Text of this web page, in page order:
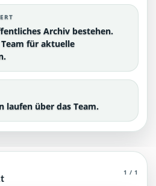
Archiv bestehen.
für aktuelle
laufen über das Team.
Agent (MCP)
(MCP): öffentliche
1 / 1